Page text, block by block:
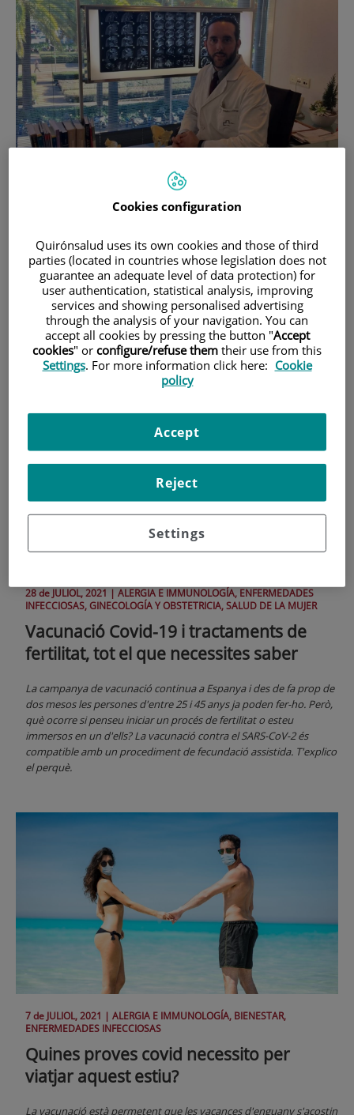
des de la reumatologia
Fa un més d'un any havia de tancar la meva consulta externa de
Reumatologia per atendre la crida d'auxili a l'Hospital. Davant una
crisi sanitària sense precedents, en la meva vida de metge tenia el
deure professional d'ajudar tot el possible davant el col·lapse del
sistema i el sofriment de les persones.
28 de JULIOL, 2021 | ALERGIA E IMMUNOLOGÍA, ENFERMEDADES
INFECCIOSAS, GINECOLOGÍA Y OBSTETRICIA, SALUD DE LA MUJER
Vacunació Covid-19 i tractaments de
fertilitat, tot el que necessites saber
La campanya de vacunació continua a Espanya i des de fa prop de
dos mesos les persones d'entre 25 i 45 anys ja poden fer-ho. Però,
què ocorre si penseu iniciar un procés de fertilitat o esteu
immersos en un d'ells? La vacunació contra el SARS-CoV-2 és
compatible amb un procediment de fecundació assistida. T'explico
el perquè.
7 de JULIOL, 2021 | ALERGIA E IMMUNOLOGÍA, BIENESTAR,
ENFERMEDADES INFECCIOSAS
Quines proves covid necessito per
viatjar aquest estiu?
La vacunació està permetent que les vacances d'enguany s'acostin
Cookies configuration
Quirónsalud uses its own cookies and those of third
parties (located in countries whose legislation does not
guarantee an adequate level of data protection) for
user authentication, statistical analysis, improving
services and showing personalised advertising
through the analysis of your navigation. You can
accept all cookies by pressing the button "Accept
cookies" or configure/refuse them their use from this
Settings. For more information click here: Cookie
policy
Settings
Reject
Accept